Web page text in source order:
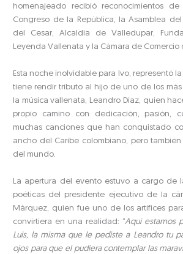
homenajeado recibió reconocimientos
Congreso de la República, la Asamblea
del Cesar, Alcaldía de Valledupar,
Leyenda Vallenata y la Cámara de Comercio
Esta noche inolvidable para Ivo, representó
tiene rendir tributo al hijo de uno de los
la música vallenata, Leandro Díaz, quien
propio camino con dedicación, pasión,
muchas canciones que han conquistado
ancho del Caribe colombiano, pero
del mundo.
La apertura del evento estuvo a cargo de
poéticas del presidente ejecutivo de la
Márquez, quien fue uno de los artífices
convirtiera en una realidad: “Aquí estamos
Luis, la misma que le pediste a Leandro tu
ojos para que el pudiera contemplar las